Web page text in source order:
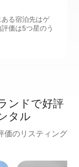
る宿泊先はゲ
価は5つ星のう
ンドで好評
タル
価のリスティング